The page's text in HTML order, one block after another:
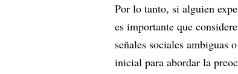
Por lo tanto, si alguien
es importante que
señales sociales ambiguas
inicial para abordar la